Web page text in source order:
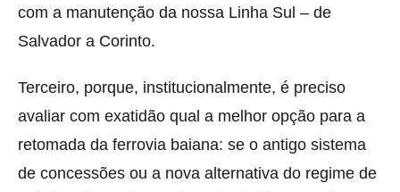
com a manutenção da nossa Linha Sul – de
Salvador a Corinto.
Terceiro, porque, institucionalmente, é preciso
avaliar com exatidão qual a melhor opção para a
retomada da ferrovia baiana: se o antigo sistema
de concessões ou a nova alternativa do regime de